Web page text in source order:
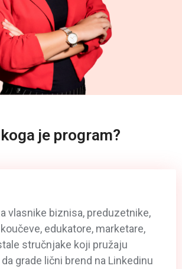
je program?
vlasnike biznisa, preduzetnike,
edukatore, marketare,
stručnjake koji pružaju
grade lični brend na Linkedinu